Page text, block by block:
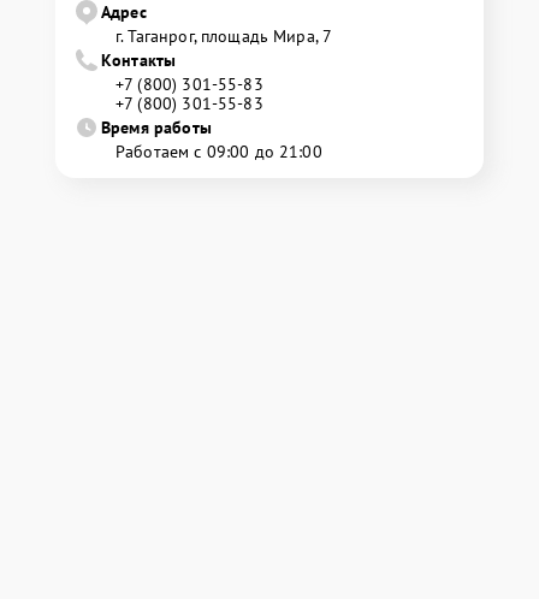
Адрес
г. Таганрог, площадь Мира, 7
Контакты
+7 (800) 301-55-83
+7 (800) 301-55-83
Время работы
Работаем с 09:00 до 21:00